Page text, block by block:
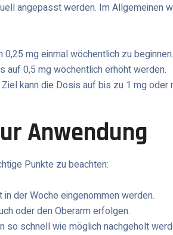
angepasst werden. Im Allgemeinen
mg einmal wöchentlich zu beginnen.
auf 0,5 mg wöchentlich erhöht werden.
kann die Dosis auf bis zu 1 mg oder
Anwendung
Punkte zu beachten:
der Woche eingenommen werden.
oder den Oberarm erfolgen.
schnell wie möglich nachgeholt